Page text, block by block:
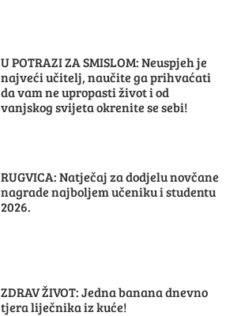
U POTRAZI ZA SMISLOM: Neuspjeh je
najveći učitelj, naučite ga prihvaćati
da vam ne upropasti život i od
vanjskog svijeta okrenite se sebi!
RUGVICA: Natječaj za dodjelu novčane
nagrade najboljem učeniku i studentu
2026.
ZDRAV ŽIVOT: Jedna banana dnevno
tjera liječnika iz kuće!